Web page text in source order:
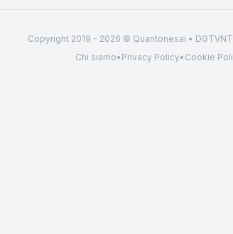
Copyright 2019 - 2026 © Quantonesai •
Chi siamo• Privacy Policy• Cookie